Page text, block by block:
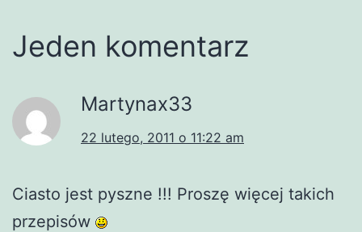
Jeden komentarz
Martynax33
22 lutego, 2011 o 11:22 am
Ciasto jest pyszne !!! Proszę więcej takich
przepisów